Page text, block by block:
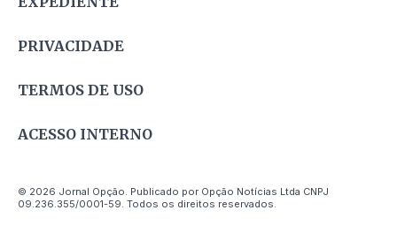
PRIVACIDADE
TERMOS DE USO
ACESSO INTERNO
© 2026 Jornal Opção. Publicado por Opção Notícias Ltda CNPJ
09.236.355/0001-59. Todos os direitos reservados.